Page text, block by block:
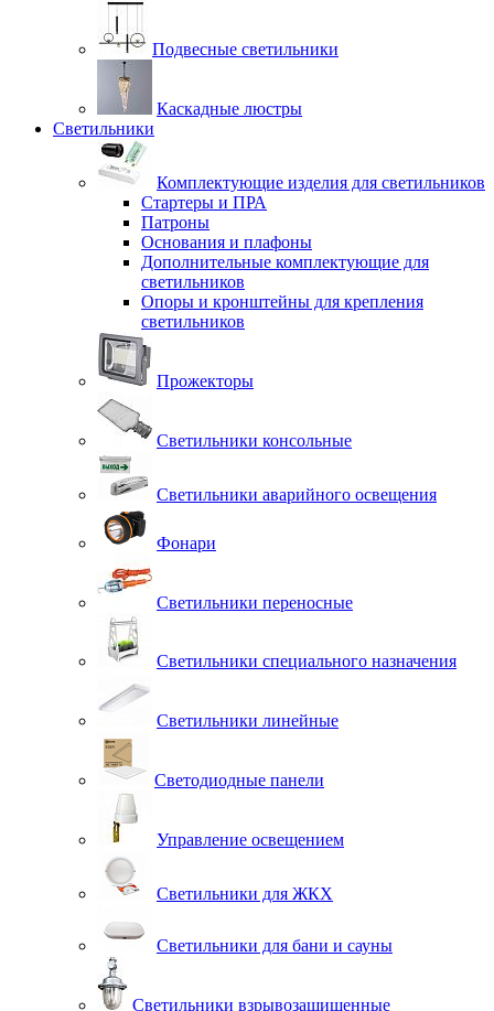
Подвесные светильники
Каскадные люстры
Светильники
Комплектующие изделия для светильников
Стартеры и ПРА
Патроны
Основания и плафоны
Дополнительные комплектующие для
светильников
Опоры и кронштейны для крепления
светильников
Прожекторы
Светильники консольные
Светильники аварийного освещения
Фонари
Светильники переносные
Светильники специального назначения
Светильники линейные
Светодиодные панели
Управление освещением
Светильники для ЖКХ
Светильники для бани и сауны
Светильники взрывозащищенные